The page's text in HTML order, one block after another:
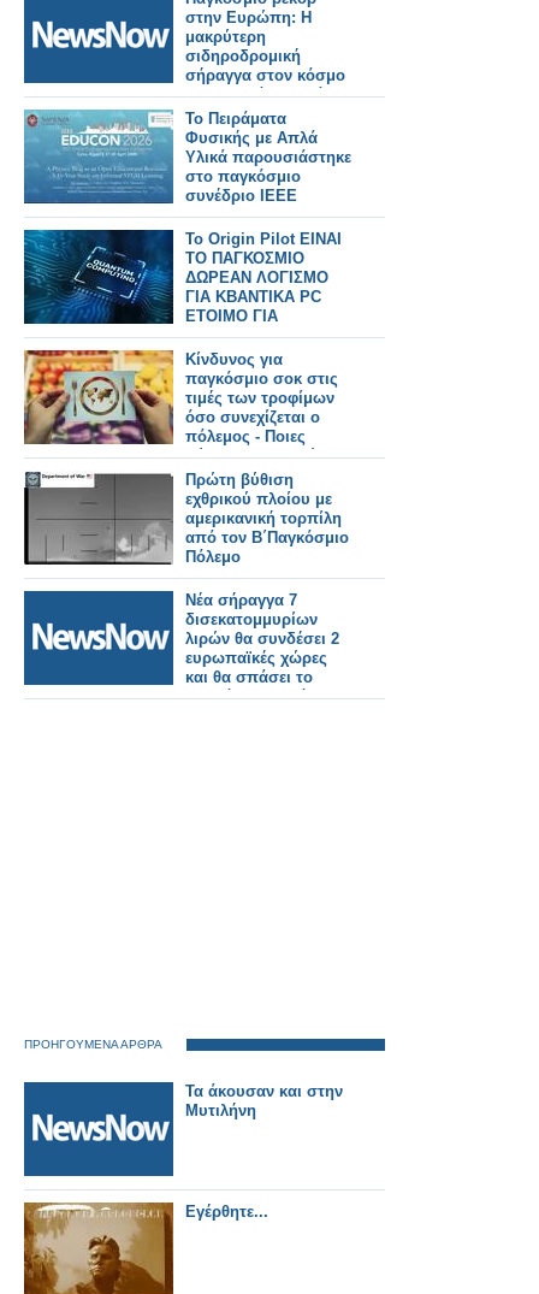
στην Ευρώπη: Η
μακρύτερη
σιδηροδρομική
σήραγγα στον κόσμο
κατασκευάζεται κάτω
από τις Άλπεις.
Το Πειράματα
Φυσικής με Απλά
Υλικά παρουσιάστηκε
στο παγκόσμιο
συνέδριο IEEE
EDUCON
Το Origin Pilot ΕΙΝΑΙ
ΤΟ ΠΑΓΚΟΣΜΙΟ
ΔΩΡΕΑΝ ΛΟΓΙΣΜΟ
ΓΙΑ ΚΒΑΝΤΙΚΑ PC
ΕΤΟΙΜΟ ΓΙΑ
Download
Κίνδυνος για
παγκόσμιο σοκ στις
τιμές των τροφίμων
όσο συνεχίζεται ο
πόλεμος - Ποιες
χώρες θα πληγούν
περισσότερο
Πρώτη βύθιση
εχθρικού πλοίου με
αμερικανική τορπίλη
από τον Β΄Παγκόσμιο
Πόλεμο
Νέα σήραγγα 7
δισεκατομμυρίων
λιρών θα συνδέσει 2
ευρωπαϊκές χώρες
και θα σπάσει το
παγκόσμιο ρεκόρ!
ΠΡΟΗΓΟΥΜΕΝΑ ΑΡΘΡΑ
Τα άκουσαν και στην
Μυτιλήνη
Εγέρθητε...